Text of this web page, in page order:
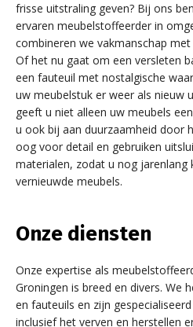
frisse uitstraling geven? Bij ons
ervaren meubelstoffeerder in
combineren we vakmanschap
Of het nu gaat om een versleten
een fauteuil met nostalgische
uw meubelstuk er weer als nieuw
geeft u niet alleen uw meubels
u ook bij aan duurzaamheid door
oog voor detail en gebruiken
materialen, zodat u nog jarenlang
vernieuwde meubels.
Onze diensten
Onze expertise als
Groningen is breed en divers. We
en fauteuils en zijn
inclusief het verven en herstellen